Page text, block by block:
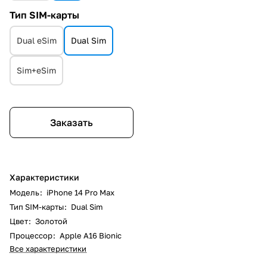
Тип SIM-карты
Dual eSim Dual Sim
Sim+eSim
Заказать
Характеристики
Модель: iPhone 14 Pro Max
Тип SIM-карты: Dual Sim
Цвет: Золотой
Процессор: Apple A16 Bionic
Все характеристики